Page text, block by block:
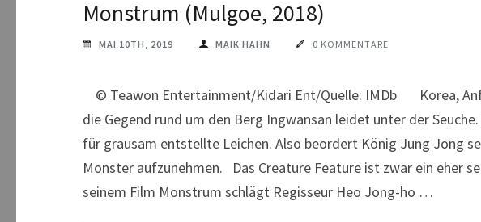
Monstrum (Mulgoe, 2018)
MAI 10TH, 2019 MAIK HAHN 0 KOMMENTARE
© Teawon Entertainment/Kidari Ent/Quelle: IMDb Korea,
die Gegend rund um den Berg Ingwansan leidet unter der
für grausam entstellte Leichen. Also beordert König Jung Jong
Monster aufzunehmen. Das Creature Feature ist zwar ein eher
seinem Film Monstrum schlägt Regisseur Heo Jong-ho …